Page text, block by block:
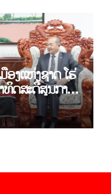
ອງແຫ່ງຊາດ ໂຮ່
ດສະດີສູນກາງ